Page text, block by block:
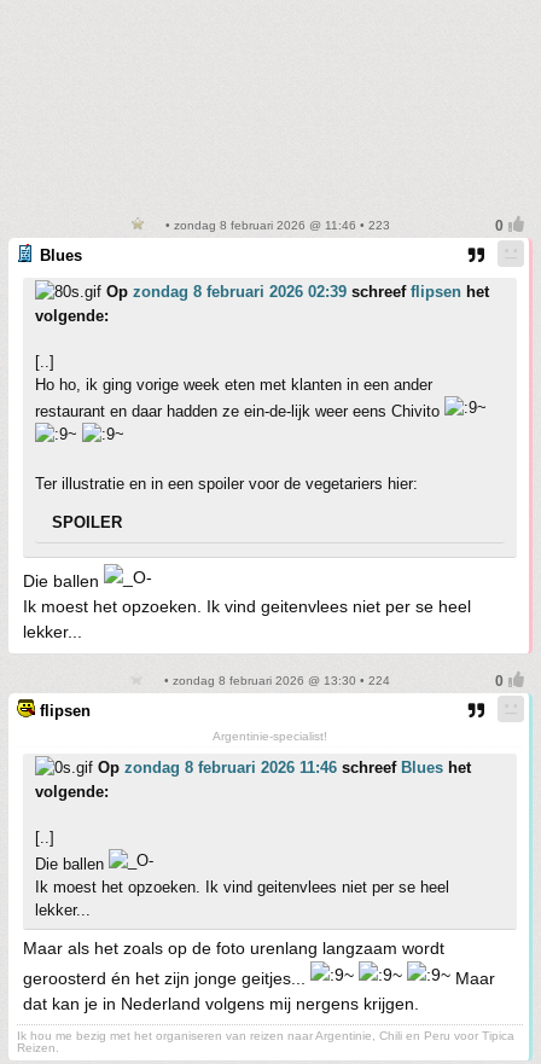
• zondag 8 februari 2026 @ 11:46 • 223
Blues
Op zondag 8 februari 2026 02:39 schreef flipsen het
volgende:
[..]
Ho ho, ik ging vorige week eten met klanten in een ander
restaurant en daar hadden ze ein-de-lijk weer eens Chivito
Ter illustratie en in een spoiler voor de vegetariers hier:
SPOILER
Die ballen
Ik moest het opzoeken. Ik vind geitenvlees niet per se heel
lekker...
• zondag 8 februari 2026 @ 13:30 • 224
flipsen
Argentinie-specialist!
Op zondag 8 februari 2026 11:46 schreef Blues het
volgende:
[..]
Die ballen
Ik moest het opzoeken. Ik vind geitenvlees niet per se heel
lekker...
Maar als het zoals op de foto urenlang langzaam wordt
geroosterd én het zijn jonge geitjes...
Maar
dat kan je in Nederland volgens mij nergens krijgen.
Ik hou me bezig met het organiseren van reizen naar Argentinie, Chili en Peru voor Tipica
Reizen.